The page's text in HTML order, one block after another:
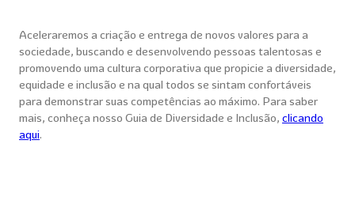
Aceleraremos a criação e entrega de novos valores para a
sociedade, buscando e desenvolvendo pessoas talentosas e
promovendo uma cultura corporativa que propicie a diversidade,
equidade e inclusão e na qual todos se sintam confortáveis
para demonstrar suas competências ao máximo. Para saber
mais, conheça nosso Guia de Diversidade e Inclusão, clicando
aqui.